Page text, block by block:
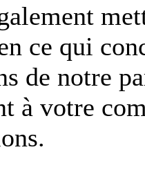
ce qui
de notre
à votre